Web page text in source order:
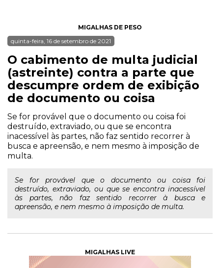
MIGALHAS DE PESO
quinta-feira, 16 de setembro de 2021
O cabimento de multa judicial
(astreinte) contra a parte que
descumpre ordem de exibição
de documento ou coisa
Se for provável que o documento ou coisa foi
destruído, extraviado, ou que se encontra
inacessível às partes, não faz sentido recorrer à
busca e apreensão, e nem mesmo à imposição de
multa.
Se for provável que o documento ou coisa foi
destruído, extraviado, ou que se encontra inacessível
às partes, não faz sentido recorrer à busca e
apreensão, e nem mesmo à imposição de multa.
MIGALHAS LIVE